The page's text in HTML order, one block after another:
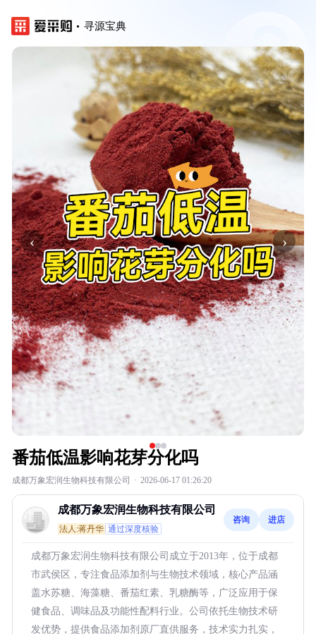
寻源宝典
‹ ›
番茄低温影响花芽分化吗
成都万象宏润生物科技有限公司 · 2026-06-17 01:26:20
成都万象宏润生物科技有限公司
法人:蒋丹华 通过深度核验
咨询 进店
成都万象宏润生物科技有限公司成立于2013年，位于成都
市武侯区，专注食品添加剂与生物技术领域，核心产品涵
盖水苏糖、海藻糖、番茄红素、乳糖酶等，广泛应用于保
健食品、调味品及功能性配料行业。公司依托生物技术研
发优势，提供食品添加剂原厂直供服务，技术实力扎实，